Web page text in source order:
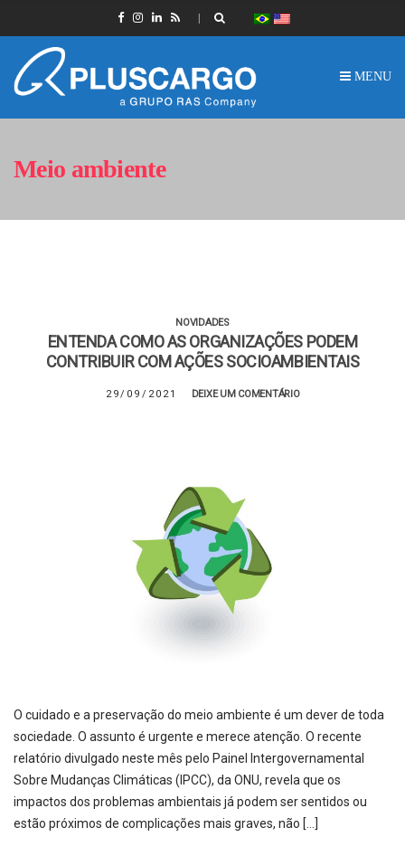
MENU
Meio ambiente
NOVIDADES
ENTENDA COMO AS ORGANIZAÇÕES PODEM
CONTRIBUIR COM AÇÕES SOCIOAMBIENTAIS
29/09/2021 DEIXE UM COMENTÁRIO
O cuidado e a preservação do meio ambiente é um dever de toda
sociedade. O assunto é urgente e merece atenção. O recente
relatório divulgado neste mês pelo Painel Intergovernamental
Sobre Mudanças Climáticas (IPCC), da ONU, revela que os
impactos dos problemas ambientais já podem ser sentidos ou
estão próximos de complicações mais graves, não […]